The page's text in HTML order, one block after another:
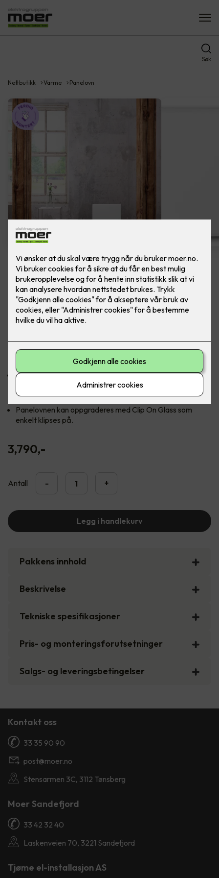
Søk
Nettbutikk Varme Panelovn
Nobø Top Panelovn 1000W
Ferdig montert utskift panelovn - Nobø Top
1000W inkl. kontrollenhet
smart luftutslipp i topp sikrer ovnen optimal varmefordeling.
Nobø har markedets mest nøyaktige termostat som sikrer
en jevn og behagelig innetemperatur selv om
utetemperaturen plutselig skulle falle.
Panelovnen kan oppgraderes med Clip On Glass som
enkelt klipses på.
3,790,-
Antall - +
Legg i handlekurv
Pakkens innhold
Beskrivelse
Tekniske spesifikasjoner
Pris- og monteringsforutsetninger
Salgs- og leveringsbetingelser
Kontakt oss
33 35 90 90
post@moer.no
Stensarmen 3C, 3112 Tønsberg
Moer Sandefjord
33 42 32 40
Laskenveien 70, 3221 Sandefjord
Tjøme el-installasjon AS